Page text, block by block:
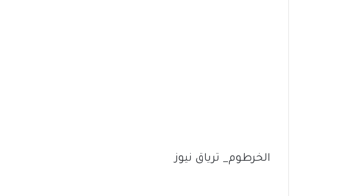
الخرطوم_ ترياق نيوز